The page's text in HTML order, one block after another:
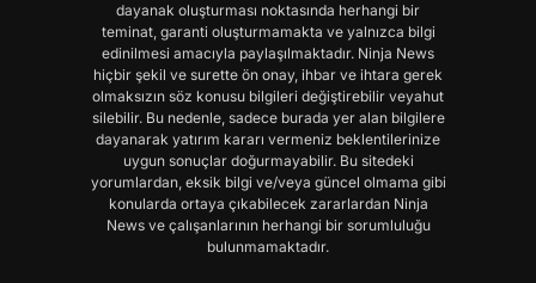
dayanak oluşturması noktasında herhangi bir
teminat, garanti oluşturmamakta ve yalnızca bilgi
edinilmesi amacıyla paylaşılmaktadır. Ninja News
hiçbir şekil ve surette ön onay, ihbar ve ihtara gerek
olmaksızın söz konusu bilgileri değiştirebilir veyahut
silebilir. Bu nedenle, sadece burada yer alan bilgilere
dayanarak yatırım kararı vermeniz beklentilerinize
uygun sonuçlar doğurmayabilir. Bu sitedeki
yorumlardan, eksik bilgi ve/veya güncel olmama gibi
konularda ortaya çıkabilecek zararlardan Ninja
News ve çalışanlarının herhangi bir sorumluluğu
bulunmamaktadır.